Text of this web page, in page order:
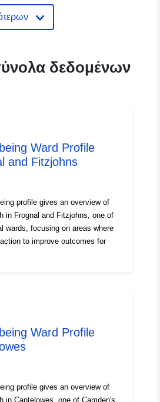
http://data.europa.eu/88u/dataset/
δεδομένων
Ward Profile
and Fitzjohns
profile gives an overview of
in Frognal and Fitzjohns, one of
wards, focusing on areas where
to improve outcomes for
Ward Profile
profile gives an overview of
in Cantelowes, one of Camden's